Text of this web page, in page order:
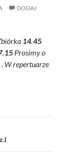
DODAJ
14.45
Prosimy o
W repertuarze